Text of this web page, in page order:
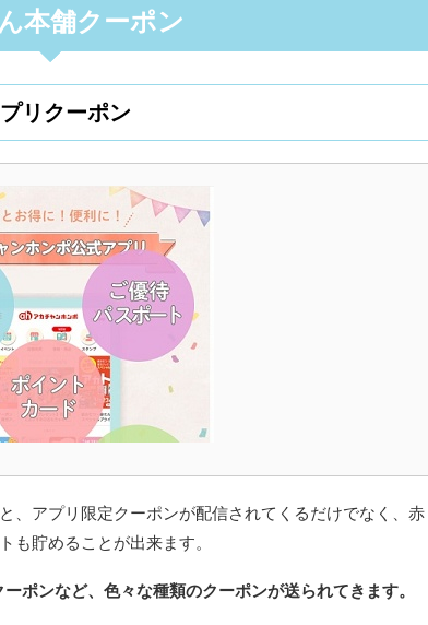
本舗クーポン
リクーポン
、アプリ限定クーポンが配信されてくるだけでなく、赤
も貯めることが出来ます。
ポンなど、色々な種類のクーポンが送られてきます。